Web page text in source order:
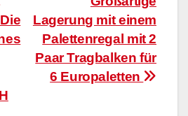
Lagerung mit einem
Palettenregal mit 2
Paar Tragbalken für
6 Europaletten